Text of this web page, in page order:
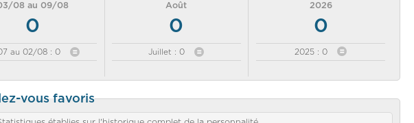
08 au 09/08
0
au 02/08 : 0
Août
0
Juillet : 0
2026
0
2025 : 0
vous favoris